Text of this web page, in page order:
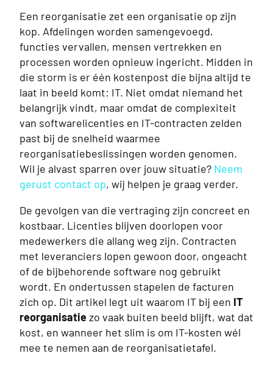
Een reorganisatie zet een organisatie op zijn
kop. Afdelingen worden samengevoegd,
functies vervallen, mensen vertrekken en
processen worden opnieuw ingericht. Midden in
die storm is er één kostenpost die bijna altijd te
laat in beeld komt: IT. Niet omdat niemand het
belangrijk vindt, maar omdat de complexiteit
van softwarelicenties en IT-contracten zelden
past bij de snelheid waarmee
reorganisatiebeslissingen worden genomen.
Wil je alvast sparren over jouw situatie? Neem
gerust contact op, wij helpen je graag verder.
De gevolgen van die vertraging zijn concreet en
kostbaar. Licenties blijven doorlopen voor
medewerkers die allang weg zijn. Contracten
met leveranciers lopen gewoon door, ongeacht
of de bijbehorende software nog gebruikt
wordt. En ondertussen stapelen de facturen
zich op. Dit artikel legt uit waarom IT bij een IT
reorganisatiezo vaak buiten beeld blijft, wat dat
kost, en wanneer het slim is om IT-kosten wél
mee te nemen aan de reorganisatietafel.